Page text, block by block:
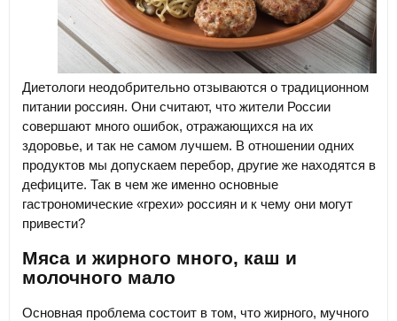
Диетологи неодобрительно отзываются о традиционном
питании россиян. Они считают, что жители России
совершают много ошибок, отражающихся на их
здоровье, и так не самом лучшем. В отношении одних
продуктов мы допускаем перебор, другие же находятся в
дефиците. Так в чем же именно основные
гастрономические «грехи» россиян и к чему они могут
привести?
Мяса и жирного много, каш и
молочного мало
Основная проблема состоит в том, что жирного, мучного